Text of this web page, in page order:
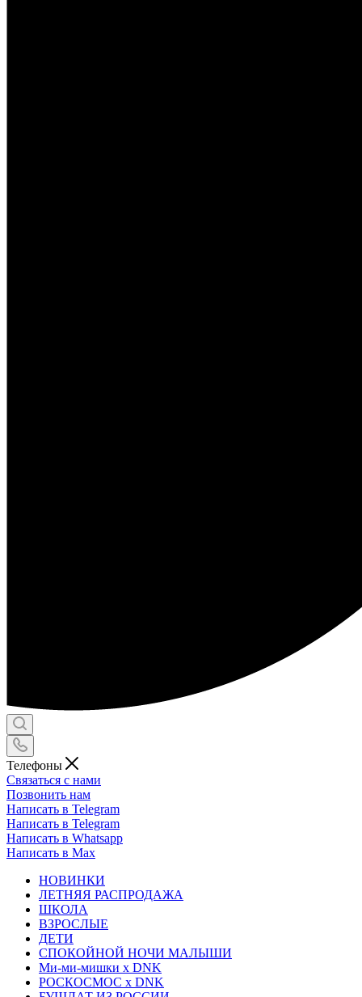
Телефоны
Связаться с нами
Позвонить нам
Написать в Telegram
Написать в Telegram
Написать в Whatsapp
Написать в Max
НОВИНКИ
ЛЕТНЯЯ РАСПРОДАЖА
ШКОЛА
ВЗРОСЛЫЕ
ДЕТИ
СПОКОЙНОЙ НОЧИ МАЛЫШИ
Ми-ми-мишки x DNK
РОСКОСМОС x DNK